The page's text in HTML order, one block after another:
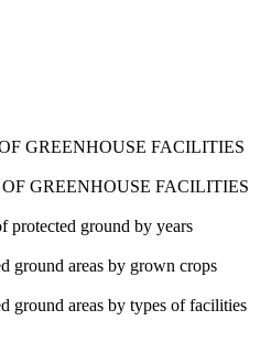
GREENHOUSE FACILITIES
GREENHOUSE FACILITIES
protected ground by years
ground areas by grown crops
ground areas by types of facilities